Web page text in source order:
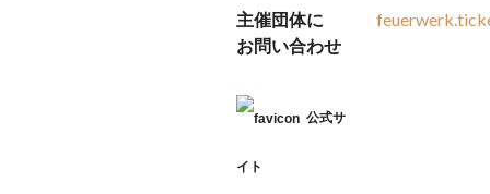
主催団体に
お問い合わせ
公式サ
イト